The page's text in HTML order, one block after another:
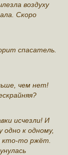
воздуху
Скoро
спасатель.
чем нет!
исчезли! И
к одному,
кто-то ржёт.